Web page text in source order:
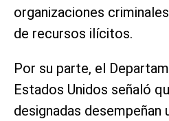
organizaciones
de recursos ilícitos.
Por su parte, el
Estados Unidos señaló
designadas desempeñan